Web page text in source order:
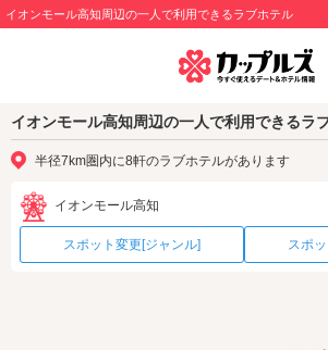
イオンモール高知周辺の一人で利用できるラブホテル
イオンモール高知周辺の一人で利用できるラ
半径7km圏内に8軒のラブホテルがあります
イオンモール高知
スポット変更[ジャンル] スポ